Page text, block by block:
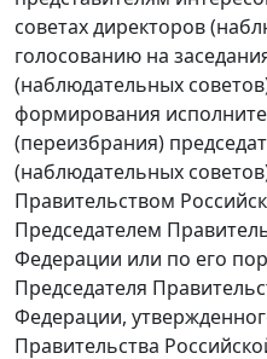
советах директоров
голосованию на
(наблюдательных
формирования
(переизбрания)
(наблюдательных
Правительством
Председателем
Федерации или по его
Председателя
Федерации,
Правительства